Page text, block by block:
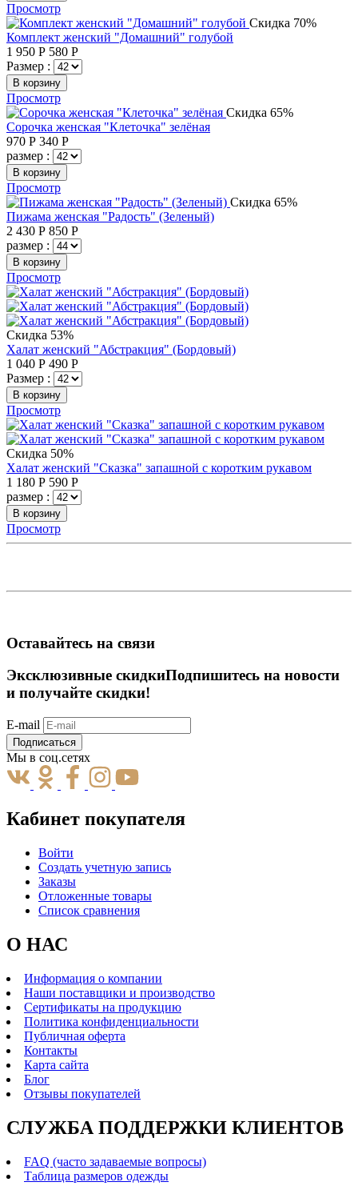
Просмотр
Скидка 70%
Комплект женский "Домашний" голубой
1 950 Р 580 Р
Размер :
В корзину
Просмотр
Скидка 65%
Сорочка женская "Клеточка" зелёная
970 Р 340 Р
размер :
В корзину
Просмотр
Скидка 65%
Пижама женская "Радость" (Зеленый)
2 430 Р 850 Р
размер :
В корзину
Просмотр
Скидка 53%
Халат женский "Абстракция" (Бордовый)
1 040 Р 490 Р
Размер :
В корзину
Просмотр
Скидка 50%
Халат женский "Сказка" запашной с коротким рукавом
1 180 Р 590 Р
размер :
В корзину
Просмотр
Оставайтесь на связи
Эксклюзивные скидкиПодпишитесь на новости
и получайте скидки!
E-mail
Подписаться
Мы в соц.сетях
Кабинет покупателя
Войти
Создать учетную запись
Заказы
Отложенные товары
Список сравнения
О НАС
Информация о компании
Наши поставщики и производство
Сертификаты на продукцию
Политика конфиденциальности
Публичная оферта
Контакты
Карта сайта
Блог
Отзывы покупателей
СЛУЖБА ПОДДЕРЖКИ КЛИЕНТОВ
FAQ (часто задаваемые вопросы)
Таблица размеров одежды